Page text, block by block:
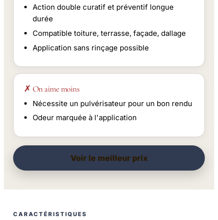
Action double curatif et préventif longue
durée
Compatible toiture, terrasse, façade, dallage
Application sans rinçage possible
✗ On aime moins
Nécessite un pulvérisateur pour un bon rendu
Odeur marquée à l'application
Voir le meilleur prix
CARACTÉRISTIQUES